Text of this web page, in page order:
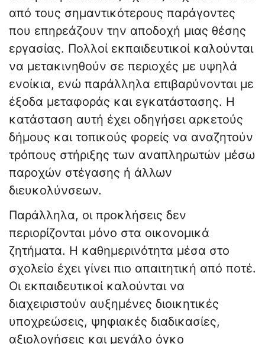
από τους σημαντικότερους παράγοντες
που επηρεάζουν την αποδοχή μιας θέσης
εργασίας. Πολλοί εκπαιδευτικοί καλούνται
να μετακινηθούν σε περιοχές με υψηλά
ενοίκια, ενώ παράλληλα επιβαρύνονται με
έξοδα μεταφοράς και εγκατάστασης. Η
κατάσταση αυτή έχει οδηγήσει αρκετούς
δήμους και τοπικούς φορείς να αναζητούν
τρόπους στήριξης των αναπληρωτών μέσω
παροχών στέγασης ή άλλων
διευκολύνσεων.
Παράλληλα, οι προκλήσεις δεν
περιορίζονται μόνο στα οικονομικά
ζητήματα. Η καθημερινότητα μέσα στο
σχολείο έχει γίνει πιο απαιτητική από ποτέ.
Οι εκπαιδευτικοί καλούνται να
διαχειριστούν αυξημένες διοικητικές
υποχρεώσεις, ψηφιακές διαδικασίες,
αξιολογήσεις και μεγάλο όγκο